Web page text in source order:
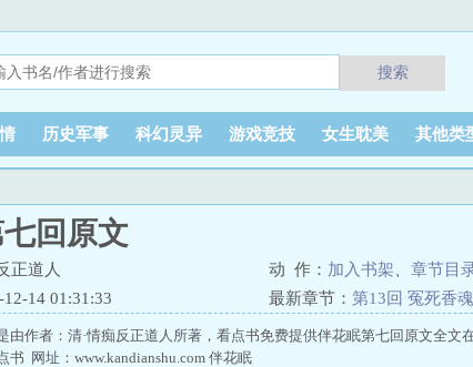
搜索
历史军事 科幻灵异 游戏竞技 女生耽美 其他类
回原文
正道人 动 作： 加入书架 章节目
14 01:31:33
最新章节： 第13回 冤死香
由作者：清·情痴反正道人所著，看点书免费提供伴花眠第七回原文全文在
书 网址：www.kandianshu.com 伴花眠